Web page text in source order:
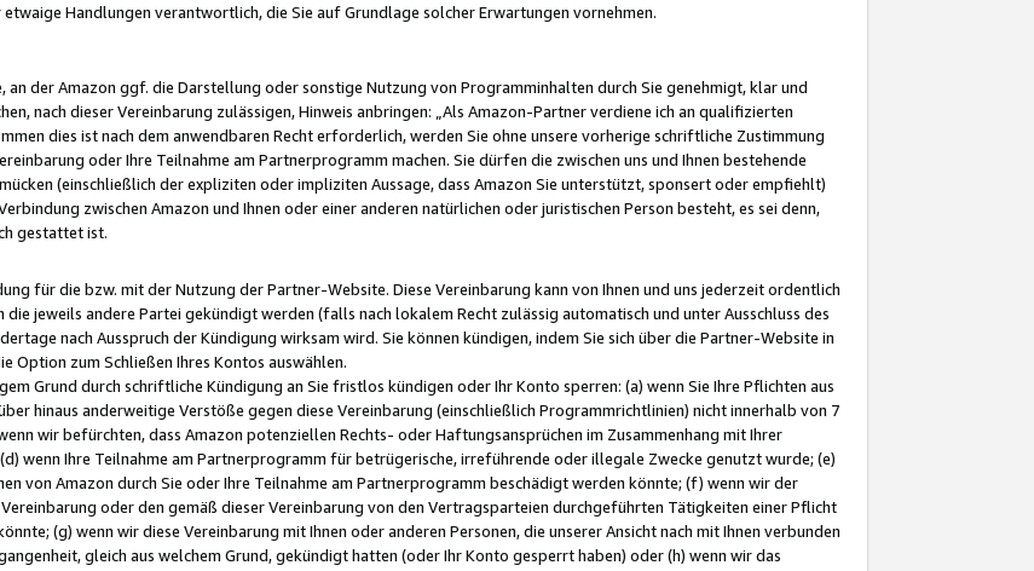
Handlungen verantwortlich, die Sie auf Grundlage solcher Erwartungen vornehmen.
an der Amazon ggf. die Darstellung oder sonstige Nutzung von Programminhalten durch Sie genehmigt, klar und
nach dieser Vereinbarung zulässigen, Hinweis anbringen: „Als Amazon-Partner verdiene ich an qualifizierten
dies ist nach dem anwendbaren Recht erforderlich, werden Sie ohne unsere vorherige schriftliche Zustimmung
oder Ihre Teilnahme am Partnerprogramm machen. Sie dürfen die zwischen uns und Ihnen bestehende
(einschließlich der expliziten oder impliziten Aussage, dass Amazon Sie unterstützt, sponsert oder empfiehlt)
zwischen Amazon und Ihnen oder einer anderen natürlichen oder juristischen Person besteht, es sei denn,
gestattet ist.
für die bzw. mit der Nutzung der Partner-Website. Diese Vereinbarung kann von Ihnen und uns jederzeit ordentlich
jeweils andere Partei gekündigt werden (falls nach lokalem Recht zulässig automatisch und unter Ausschluss des
nach Ausspruch der Kündigung wirksam wird. Sie können kündigen, indem Sie sich über die Partner-Website in
Option zum Schließen Ihres Kontos auswählen.
Grund durch schriftliche Kündigung an Sie fristlos kündigen oder Ihr Konto sperren: (a) wenn Sie Ihre Pflichten aus
hinaus anderweitige Verstöße gegen diese Vereinbarung (einschließlich Programmrichtlinien) nicht innerhalb von 7
wir befürchten, dass Amazon potenziellen Rechts- oder Haftungsansprüchen im Zusammenhang mit Ihrer
wenn Ihre Teilnahme am Partnerprogramm für betrügerische, irreführende oder illegale Zwecke genutzt wurde; (e)
von Amazon durch Sie oder Ihre Teilnahme am Partnerprogramm beschädigt werden könnte; (f) wenn wir der
oder den gemäß dieser Vereinbarung von den Vertragsparteien durchgeführten Tätigkeiten einer Pflicht
(g) wenn wir diese Vereinbarung mit Ihnen oder anderen Personen, die unserer Ansicht nach mit Ihnen verbunden
gleich aus welchem Grund, gekündigt hatten (oder Ihr Konto gesperrt haben) oder (h) wenn wir das